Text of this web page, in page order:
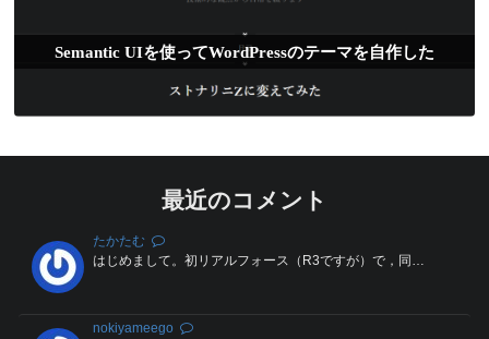
Semantic UIを使ってWordPressのテーマを自作した
最近のコメント
たかたむ
はじめまして。初リアルフォース（R3ですが）で，同…
nokiyameego